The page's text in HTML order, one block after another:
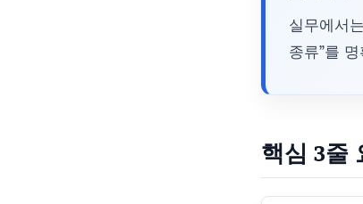
실무에서
종류”를
핵심 3줄